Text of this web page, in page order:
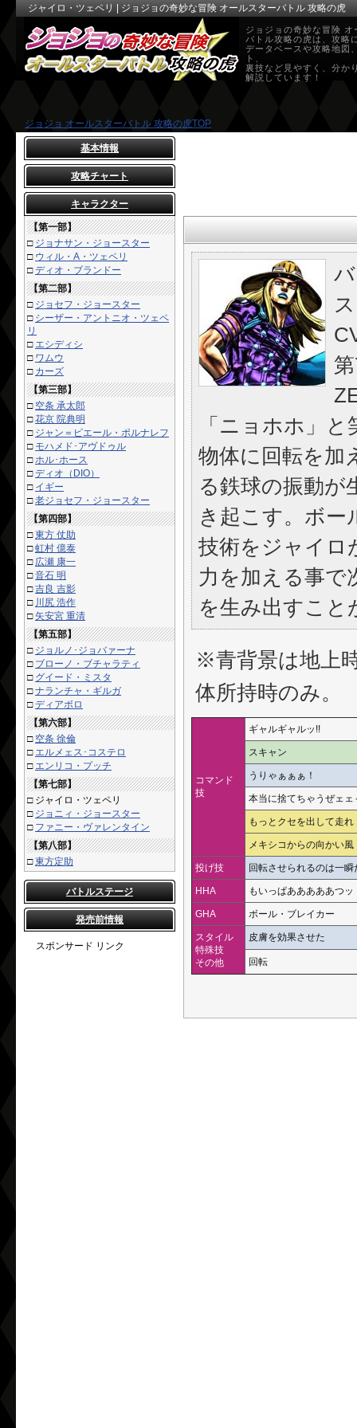
ジャイロ・ツェペリ | ジョジョの奇妙な冒険 オールスターバトル 攻略の虎
ジョジョの奇妙な冒険 オ
バトル攻略の虎は、攻略
データベースや攻略地図
ト、
裏技など見やすく、分か
解説しています！
ジョジョ オールスターバトル 攻略の虎TOP
基本情報
攻略チャート
キャラクター
【第一部】
□ ジョナサン・ジョースター
□ ウィル・A・ツェペリ
□ディオ・ブランドー
【第二部】
□ ジョセフ・ジョースター
□ シーザー・アントニオ・ツェペ
リ
□ エシディシ
□ ワムウ
□ カーズ
【第三部】
□ 空条 承太郎
□花京 院典明
□ ジャン＝ピエール・ポルナレフ
□ モハメド･アヴドゥル
□ホル･ホース
□ディオ（DIO）
□ イギー
□老ジョセフ・ジョースター
【第四部】
□東方 仗助
□虹村 億泰
□ 広瀬 康一
□音石 明
□吉良 吉影
□ 川尻 浩作
□矢安宮 重清
【第五部】
□ ジョルノ･ジョバァーナ
□ ブローノ・ブチャラティ
□ グイード・ミスタ
□ナランチャ・ギルガ
□ディアボロ
【第六部】
□ 空条 徐倫
□ エルメェス･コステロ
□ エンリコ・プッチ
【第七部】
□ ジャイロ・ツェペリ
□ ジョニィ・ジョースター
□ ファニー・ヴァレンタイン
【第八部】
□東方定助
バトルステージ
発売前情報
スポンサード リンク
「ニョホホ」
物体に回転を加
る鉄球の振動が
き起こす。ボー
技術をジャイロ
力を加える事で
を生み出すこと
※青背景は地上
体所持時のみ。
コマンド
技
ギャルギャルッ!!
スキャン
うりゃぁぁぁ！
本当に捨てちゃうぜェェ
もっとクセを出して走れ
メキシコからの向かい風
投げ技 回転させられるのは一瞬
HHA もいっぱあああああつッ
GHA ボール・ブレイカー
スタイル
特殊技
その他
皮膚を効果させた
回転